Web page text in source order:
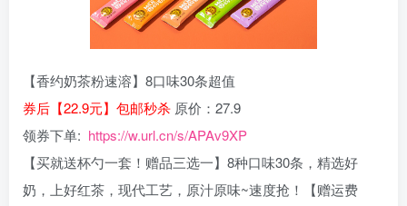
【香约奶茶粉速溶】8口味30条超值
券后【22.9元】包邮秒杀 原价：27.9
领券下单: https://w.url.cn/s/APAv9XP
【买就送杯勺一套！赠品三选一】8种口味30条，精选好
奶，上好红茶，现代工艺，原汁原味~速度抢！【赠运费